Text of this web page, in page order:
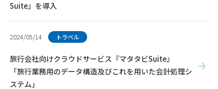
Suite』を導入
2024/05/14 トラベル
旅行会社向けクラウドサービス『マタタビSuite』
「旅行業務用のデータ構造及びこれを用いた会計処理シ
ステム」